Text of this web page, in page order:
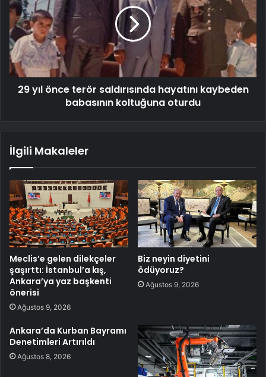
29 yıl önce terör saldırısında hayatını kaybeden
babasının koltuğuna oturdu
İlgili Makaleler
Meclis’e gelen dilekçeler
şaşırttı: İstanbul’a kış,
Ankara’ya yaz başkenti
önerisi
Ağustos 9, 2026
Biz neyin diyetini
ödüyoruz?
Ağustos 9, 2026
Ankara’da Kurban Bayramı
Denetimleri Artırıldı
Ağustos 8, 2026